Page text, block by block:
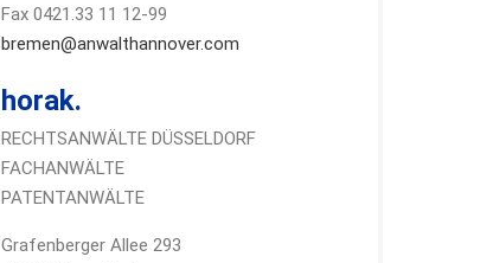
Fax 0421.33 11 12-99
bremen@anwalthannover.com
horak.
RECHTSANWÄLTE DÜSSELDORF
FACHANWÄLTE
PATENTANWÄLTE
Grafenberger Allee 293